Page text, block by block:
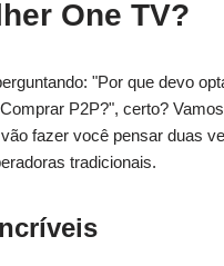
One TV?
"Por que devo
P2P?", certo?
fazer você pensar duas
tradicionais.